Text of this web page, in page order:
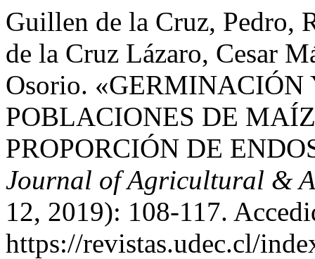
Guillen de la Cruz, Pedro,
de la Cruz Lázaro, Cesar
Osorio.
POBLACIONES DE
PROPORCIÓN DE
Journal of Agricultural &
12, 2019): 108-117.
https://revistas.udec.cl/